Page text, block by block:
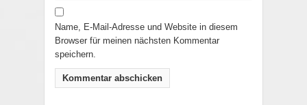
Name, E-Mail-Adresse und Website in diesem
Browser für meinen nächsten Kommentar
speichern.